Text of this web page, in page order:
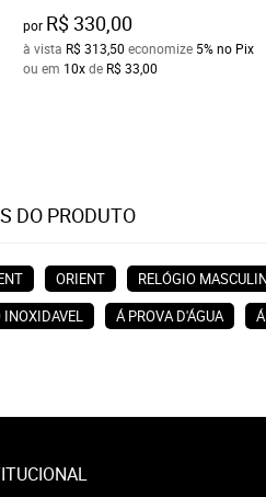
por R$ 330,00
à vista R$ 313,50 economize 5%no Pix
ou em 10xde R$ 33,00
DO PRODUTO
ORIENT RELÓGIO
INOXIDAVEL
Á PROVA D'ÁGUA